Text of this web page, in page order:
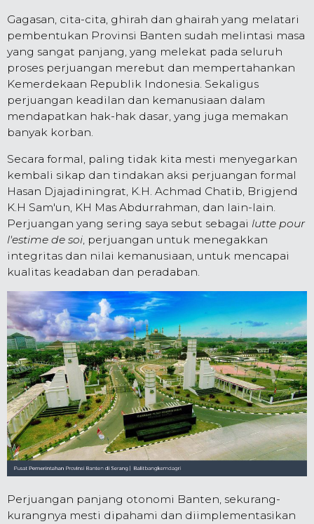
Gagasan, cita-cita, ghirah dan ghairah yang melatari
pembentukan Provinsi Banten sudah melintasi masa
yang sangat panjang, yang melekat pada seluruh
proses perjuangan merebut dan mempertahankan
Kemerdekaan Republik Indonesia. Sekaligus
perjuangan keadilan dan kemanusiaan dalam
mendapatkan hak-hak dasar, yang juga memakan
banyak korban.
Secara formal, paling tidak kita mesti menyegarkan
kembali sikap dan tindakan aksi perjuangan formal
Hasan Djajadiningrat, K.H. Achmad Chatib, Brigjend
K.H Sam'un, KH Mas Abdurrahman, dan lain-lain.
Perjuangan yang sering saya sebut sebagai lutte pour
l'estime de soi, perjuangan untuk menegakkan
integritas dan nilai kemanusiaan, untuk mencapai
kualitas keadaban dan peradaban.
Perjuangan panjang otonomi Banten, sekurang-
kurangnya mesti dipahami dan diimplementasikan